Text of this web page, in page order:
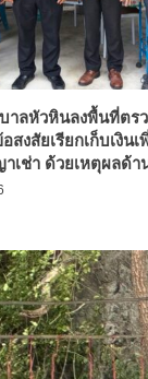
าลหัวหินลงพื้นที่ตร
สงสัยเรียกเก็บเงิน
เช่า ด้วยเหตุผลด้